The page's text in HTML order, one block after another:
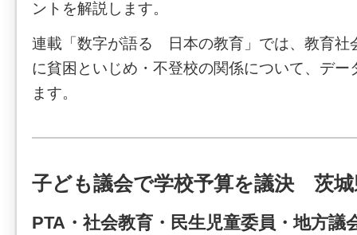
ントを解説します。
連載「数字が語る 日本の教育」では、教育社
に貧困といじめ・不登校の関係について、デー
ます。
子ども議会で学校予算を議決 茨城
PTA・社会教育・民生児童委員・地方議